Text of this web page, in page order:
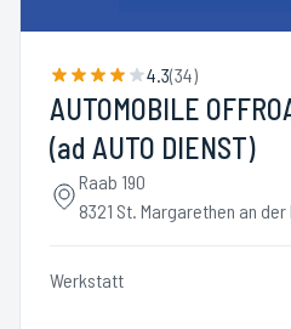
4.3(34)
AUTOMOBILE
(ad AUTO DIENST)
Raab 190
8321 St. Margarethen an der
Werkstatt